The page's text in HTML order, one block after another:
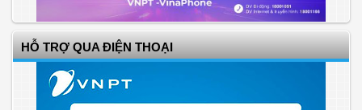
HỖ TRỢ QUA ĐIỆN THOẠI